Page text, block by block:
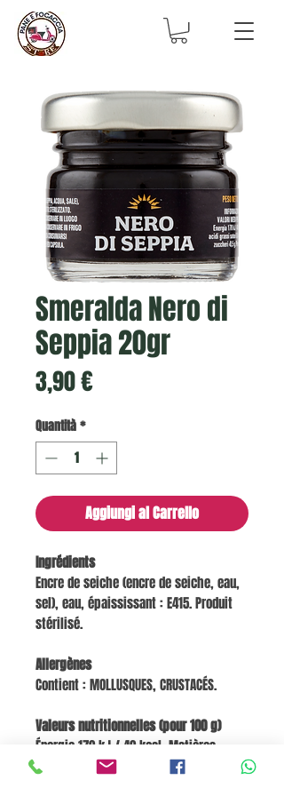
Smeralda Nero di
Seppia 20gr
3,90 €Prezzo
Quantità*
Aggiungi al Carrello
Ingrédients
Encre de seiche (encre de seiche, eau,
sel), eau, épaississant : E415. Produit
stérilisé.
Allergènes
Contient : MOLLUSQUES, CRUSTACÉS.
Valeurs nutritionnelles (pour 100 g)
Énergie 170 kJ / 40 kcal, Matières
grasses 1,4 g, dont acides gras saturés